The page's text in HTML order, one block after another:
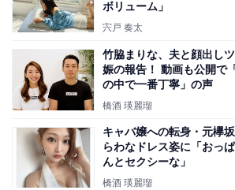
ボリューム」
宍戸 奏太
竹脇まりな、夫と顔出し
娠の報告！ 動画も公開で
の中で一番丁寧」の声
橋酒 瑛麗瑠
キャバ嬢への転身・元欅
らわなドレス姿に「おっ
んとセクシーな」
橋酒 瑛麗瑠